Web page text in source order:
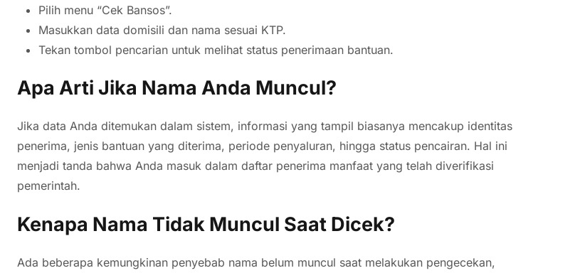
Pilih menu “Cek Bansos”.
Masukkan data domisili dan nama sesuai KTP.
Tekan tombol pencarian untuk melihat status penerimaan bantuan.
Apa Arti Jika Nama Anda Muncul?
Jika data Anda ditemukan dalam sistem, informasi yang tampil biasanya mencakup identitas
penerima, jenis bantuan yang diterima, periode penyaluran, hingga status pencairan. Hal ini
menjadi tanda bahwa Anda masuk dalam daftar penerima manfaat yang telah diverifikasi
pemerintah.
Kenapa Nama Tidak Muncul Saat Dicek?
Ada beberapa kemungkinan penyebab nama belum muncul saat melakukan pengecekan,